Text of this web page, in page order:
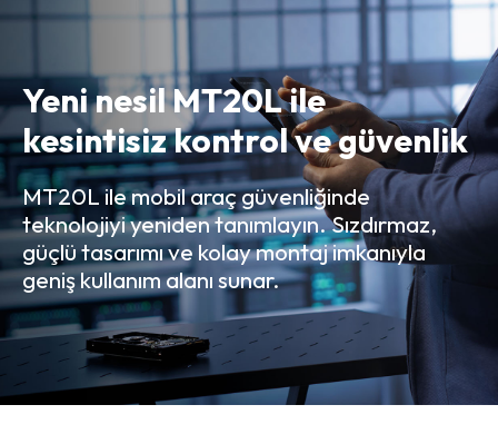
Yeni nesil MT20L ile
kesintisiz kontrol ve güvenlik
MT20L ile mobil araç güvenliğinde
teknolojiyi yeniden tanımlayın. Sızdırmaz,
güçlü tasarımı ve kolay montaj imkanıyla
geniş kullanım alanı sunar.